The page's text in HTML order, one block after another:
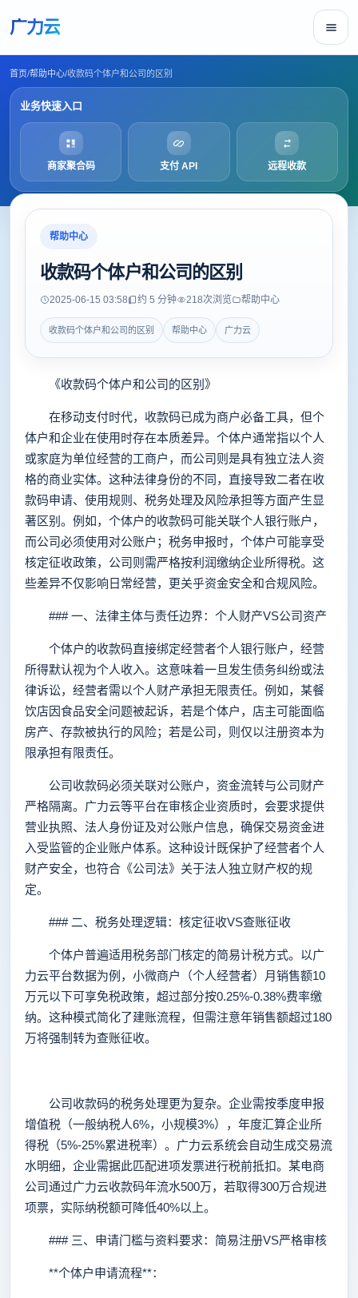
广力云
首页/帮助中心/收款码个体户和公司的区别
业务快速入口
商家聚合码 支付 API 远程收款
帮助中心
收款码个体户和公司的区别
2025-06-15 03:58 约 5 分钟 218次浏览 帮助中心
收款码个体户和公司的区别 帮助中心 广力云
《收款码个体户和公司的区别》
在移动支付时代，收款码已成为商户必备工具，但个
体户和企业在使用时存在本质差异。个体户通常指以个人
或家庭为单位经营的工商户，而公司则是具有独立法人资
格的商业实体。这种法律身份的不同，直接导致二者在收
款码申请、使用规则、税务处理及风险承担等方面产生显
著区别。例如，个体户的收款码可能关联个人银行账户，
而公司必须使用对公账户；税务申报时，个体户可能享受
核定征收政策，公司则需严格按利润缴纳企业所得税。这
些差异不仅影响日常经营，更关乎资金安全和合规风险。
### 一、法律主体与责任边界：个人财产VS公司资产
个体户的收款码直接绑定经营者个人银行账户，经营
所得默认视为个人收入。这意味着一旦发生债务纠纷或法
律诉讼，经营者需以个人财产承担无限责任。例如，某餐
饮店因食品安全问题被起诉，若是个体户，店主可能面临
房产、存款被执行的风险；若是公司，则仅以注册资本为
限承担有限责任。
公司收款码必须关联对公账户，资金流转与公司财产
严格隔离。广力云等平台在审核企业资质时，会要求提供
营业执照、法人身份证及对公账户信息，确保交易资金进
入受监管的企业账户体系。这种设计既保护了经营者个人
财产安全，也符合《公司法》关于法人独立财产权的规
定。
### 二、税务处理逻辑：核定征收VS查账征收
个体户普遍适用税务部门核定的简易计税方式。以广
力云平台数据为例，小微商户（个人经营者）月销售额10
万元以下可享免税政策，超过部分按0.25%-0.38%费率缴
纳。这种模式简化了建账流程，但需注意年销售额超过180
万将强制转为查账征收。
公司收款码的税务处理更为复杂。企业需按季度申报
增值税（一般纳税人6%，小规模3%），年度汇算企业所
得税（5%-25%累进税率）。广力云系统会自动生成交易流
水明细，企业需据此匹配进项发票进行税前抵扣。某电商
公司通过广力云收款码年流水500万，若取得300万合规进
项票，实际纳税额可降低40%以上。
### 三、申请门槛与资料要求：简易注册VS严格审核
**个体户申请流程**：